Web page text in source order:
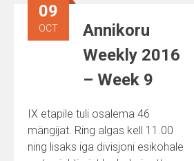
09
OCT
Annikoru
Weekly 2016
– Week 9
IX etapile tuli osalema 46
mängijat. Ring algas kell 11.00
ning lisaks iga divisjoni esikohale